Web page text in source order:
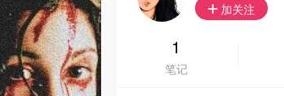
加关注
1
笔记